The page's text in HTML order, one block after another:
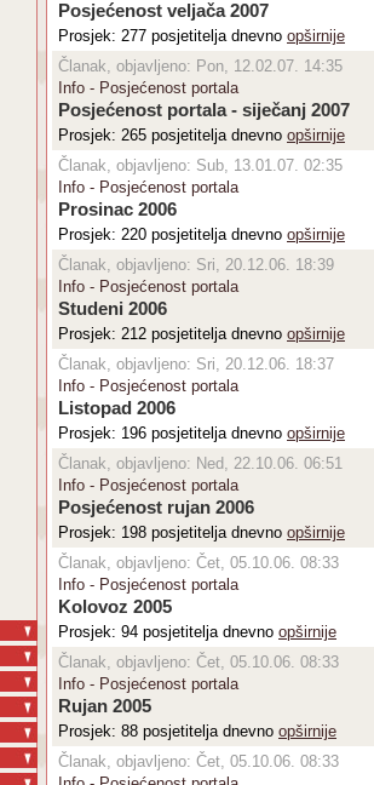
Posjećenost veljača 2007
Prosjek: 277 posjetitelja dnevno opširnije
Članak, objavljeno: Pon, 12.02.07. 14:35
Info - Posjećenost portala
Posjećenost portala - siječanj 2007
Prosjek: 265 posjetitelja dnevno opširnije
Članak, objavljeno: Sub, 13.01.07. 02:35
Info - Posjećenost portala
Prosinac 2006
Prosjek: 220 posjetitelja dnevno opširnije
Članak, objavljeno: Sri, 20.12.06. 18:39
Info - Posjećenost portala
Studeni 2006
Prosjek: 212 posjetitelja dnevno opširnije
Članak, objavljeno: Sri, 20.12.06. 18:37
Info - Posjećenost portala
Listopad 2006
Prosjek: 196 posjetitelja dnevno opširnije
Članak, objavljeno: Ned, 22.10.06. 06:51
Info - Posjećenost portala
Posjećenost rujan 2006
Prosjek: 198 posjetitelja dnevno opširnije
Članak, objavljeno: Čet, 05.10.06. 08:33
Info - Posjećenost portala
Kolovoz 2005
Prosjek: 94 posjetitelja dnevno opširnije
Članak, objavljeno: Čet, 05.10.06. 08:33
Info - Posjećenost portala
Rujan 2005
Prosjek: 88 posjetitelja dnevno opširnije
Članak, objavljeno: Čet, 05.10.06. 08:33